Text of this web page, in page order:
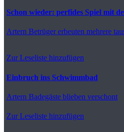
Schon wieder: perfides Spiel mit
Artern Betrüger erbeuten mehrere
Zur Leseliste hinzufügen
Einbruch ins Schwimmbad
Artern Badegäste blieben verschont
Zur Leseliste hinzufügen